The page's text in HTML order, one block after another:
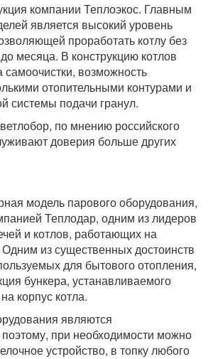
компании Теплоэкос. Главным
является высокий уровень
проработать котлу без
месяца. В конструкцию котлов
самоочистки, возможность
отопительными контурами и
системы подачи гранул.
по мнению российского
доверия больше других
модель парового оборудования,
Теплодар, одним из лидеров
и котлов, работающих на
из существенных достоинств
для бытового отопления,
бункера, устанавливаемого
корпус котла.
являются
при необходимости можно
устройство, в топку любого